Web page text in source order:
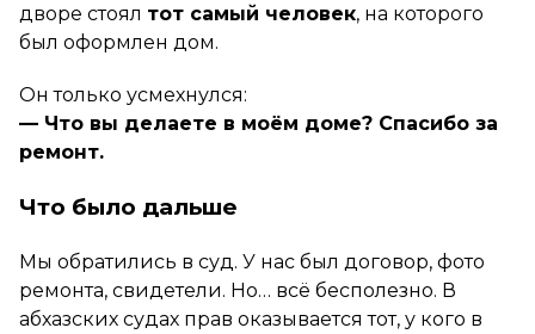
дворе стоял тот самый человек, на которого
был оформлен дом.
Он только усмехнулся:
— Что вы делаете в моём доме? Спасибо за
ремонт.
Что было дальше
Мы обратились в суд. У нас был договор, фото
ремонта, свидетели. Но… всё бесполезно. В
абхазских судах прав оказывается тот, у кого в